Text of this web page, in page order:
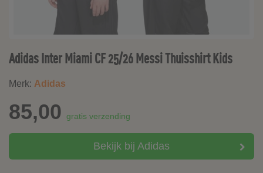
Adidas Inter Miami CF 25/26 Messi Thuisshirt Kids
Merk: Adidas
85,00 gratis verzending
Bekijk bij Adidas